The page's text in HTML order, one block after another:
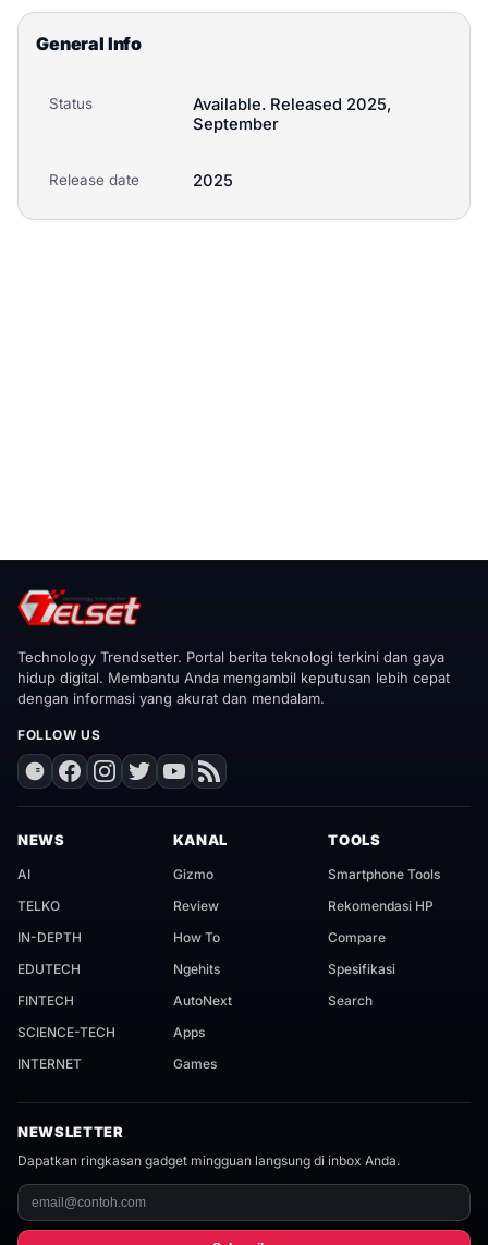
General Info
Status
Available. Released 2025,
September
Release date 2025
Technology Trendsetter. Portal berita teknologi terkini dan gaya
hidup digital. Membantu Anda mengambil keputusan lebih cepat
dengan informasi yang akurat dan mendalam.
FOLLOW US
NEWS
AI
TELKO
IN-DEPTH
EDUTECH
FINTECH
SCIENCE-TECH
INTERNET
KANAL
Gizmo
Review
How To
Ngehits
AutoNext
Apps
Games
TOOLS
Smartphone Tools
Rekomendasi HP
Compare
Spesifikasi
Search
NEWSLETTER
Dapatkan ringkasan gadget mingguan langsung di inbox Anda.